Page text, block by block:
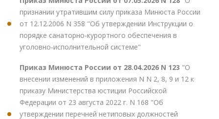
признании утратившим силу приказа Минюста России
от 12.12.2006 N 358 "Об утверждении Инструкции о
порядке санаторно-курортного обеспечения в
уголовно-исполнительной системе"
Приказ Минюста России от 28.04.2026 N 123 "О
внесении изменений в приложения N N 2, 8, 9 и 12 к
приказу Министерства юстиции Российской
Федерации от 23 августа 2022 г. N 168 "Об
утверждении перечней нетиповых должностей